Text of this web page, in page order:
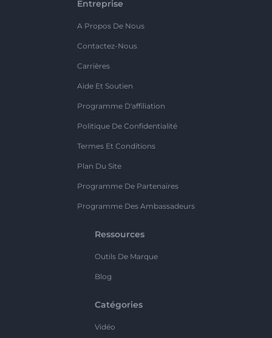
Entreprise
A Propos De Nous
Contactez-Nous
Carrières
Aide Et Soutien
Programme D'affiliation
Politique De Confidentialité
Termes Et Conditions
Plan Du Site
Programme De Partenaires
Programme Des Ambassadeurs
Ressources
Outils De Marque
Blog
Catégories
Vidéo